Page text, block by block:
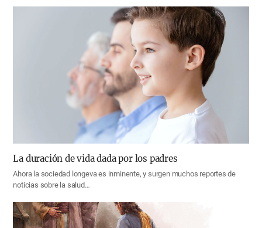
La duración de vida dada por los padres
Ahora la sociedad longeva es inminente, y surgen muchos reportes de
noticias sobre la salud…